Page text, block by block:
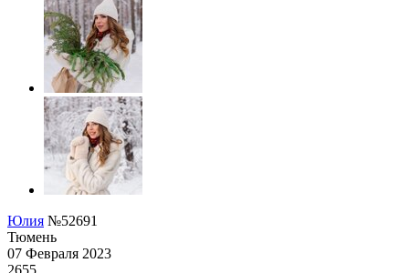
Юлия №52691
Тюмень
07 Февраля 2023
2655